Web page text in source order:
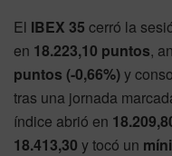
El IBEX 35 cerró la
en 18.223,10 puntos,
puntos (-0,66%)y
tras una jornada
índice abrió en
18.413,30 y tocó un